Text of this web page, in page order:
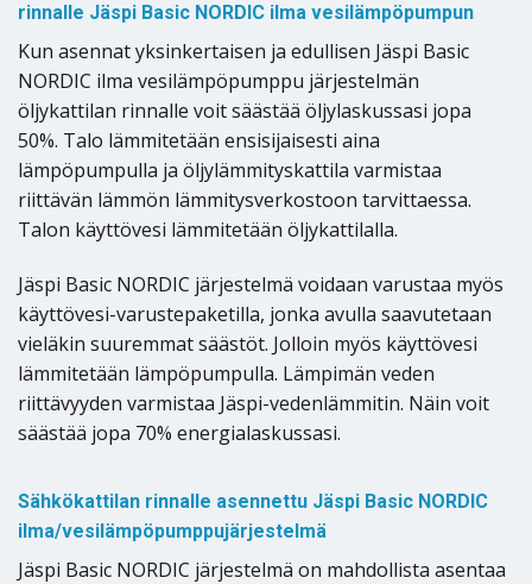
rinnalle Jäspi Basic NORDIC ilma vesilämpöpumpun
Kun asennat yksinkertaisen ja edullisen Jäspi Basic
NORDIC ilma vesilämpöpumppu järjestelmän
öljykattilan rinnalle voit säästää öljylaskussasi jopa
50%. Talo lämmitetään ensisijaisesti aina
lämpöpumpulla ja öljylämmityskattila varmistaa
riittävän lämmön lämmitysverkostoon tarvittaessa.
Talon käyttövesi lämmitetään öljykattilalla.
Jäspi Basic NORDIC järjestelmä voidaan varustaa myös
käyttövesi-varustepaketilla, jonka avulla saavutetaan
vieläkin suuremmat säästöt. Jolloin myös käyttövesi
lämmitetään lämpöpumpulla. Lämpimän veden
riittävyyden varmistaa Jäspi-vedenlämmitin. Näin voit
säästää jopa 70% energialaskussasi.
Sähkökattilan rinnalle asennettu Jäspi Basic NORDIC
ilma/vesilämpöpumppujärjestelmä
Jäspi Basic NORDIC järjestelmä on mahdollista asentaa